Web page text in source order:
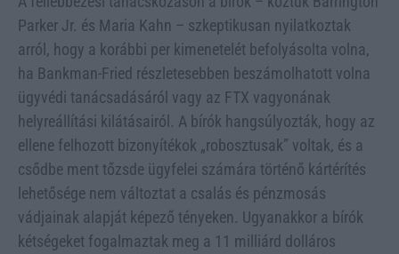
Parker Jr. és Maria Kahn – szkeptikusan nyilatkoztak
arról, hogy a korábbi per kimenetelét befolyásolta volna,
ha Bankman-Fried részletesebben beszámolhatott volna
ügyvédi tanácsadásáról vagy az FTX vagyonának
helyreállítási kilátásairól. A bírók hangsúlyozták, hogy az
ellene felhozott bizonyítékok „robosztusak” voltak, és a
csődbe ment tőzsde ügyfelei számára történő kártérítés
lehetősége nem változtat a csalás és pénzmosás
vádjainak alapját képező tényeken. Ugyanakkor a bírók
kétségeket fogalmaztak meg a 11 milliárd dolláros